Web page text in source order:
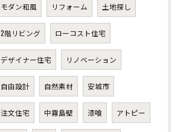
モダン和風 リフォーム 土地探し
2階リビング ローコスト住宅
デザイナー住宅 リノベーション
自由設計 自然素材 安城市
注文住宅 中霧島壁 漆喰 アトピー